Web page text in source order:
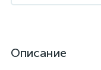
Описание